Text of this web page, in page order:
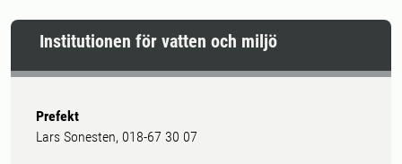
Institutionen för vatten och miljö
Prefekt
Lars Sonesten, 018-67 30 07